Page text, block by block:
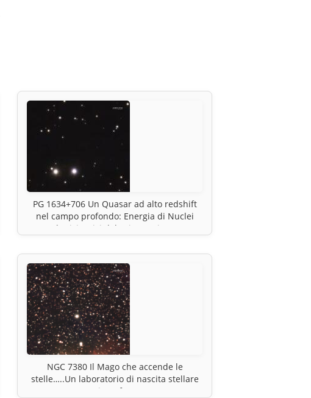
PG 1634+706 Un Quasar ad alto redshift
nel campo profondo: Energia di Nuclei
Galattici Attivi dal primo universo.
NGC 7380 Il Mago che accende le
stelle…..Un laboratorio di nascita stellare
in Cefeo